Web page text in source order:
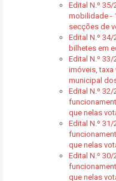
Edital N.º
mobilidade -
secções de
Edital N.º
bilhetes em
Edital N.º
imóveis, taxa
municipal
Edital N.º
que nelas
Edital N.º
que nelas
Edital N.º
que nelas